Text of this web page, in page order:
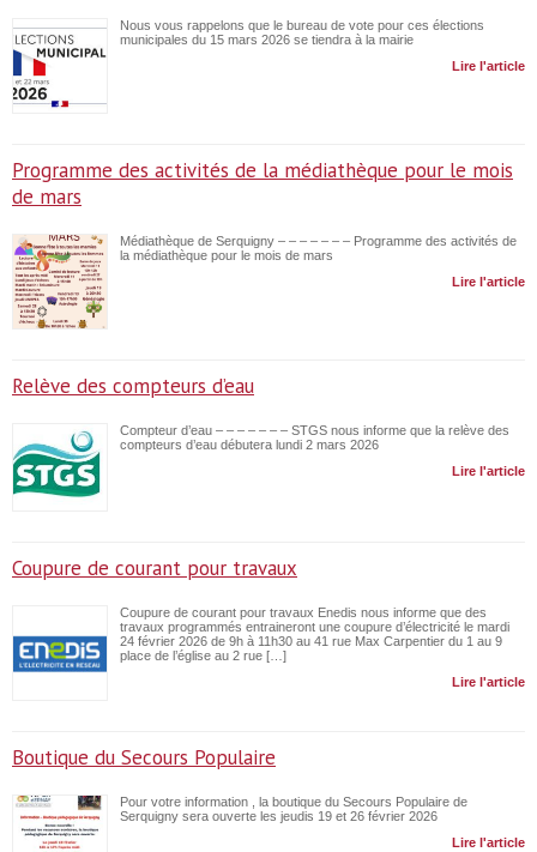
Nous vous rappelons que le bureau de vote pour ces élections
municipales du 15 mars 2026 se tiendra à la mairie
Lire l'article
Programme des activités de la médiathèque pour le mois
de mars
Médiathèque de Serquigny – – – – – – – Programme des activités de
la médiathèque pour le mois de mars
Lire l'article
Relève des compteurs d’eau
Compteur d’eau – – – – – – – STGS nous informe que la relève des
compteurs d’eau débutera lundi 2 mars 2026
Lire l'article
Coupure de courant pour travaux
Coupure de courant pour travaux Enedis nous informe que des
travaux programmés entraineront une coupure d’électricité le mardi
24 février 2026 de 9h à 11h30 au 41 rue Max Carpentier du 1 au 9
place de l’église au 2 rue […]
Lire l'article
Boutique du Secours Populaire
Pour votre information , la boutique du Secours Populaire de
Serquigny sera ouverte les jeudis 19 et 26 février 2026
Lire l'article